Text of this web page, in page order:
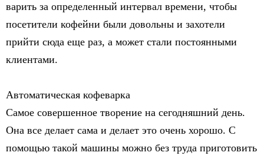
варить за определенный интервал времени, чтобы
посетители кофейни были довольны и захотели
прийти сюда еще раз, а может стали постоянными
клиентами.
Автоматическая кофеварка
Самое совершенное творение на сегодняшний день.
Она все делает сама и делает это очень хорошо. С
помощью такой машины можно без труда приготовить